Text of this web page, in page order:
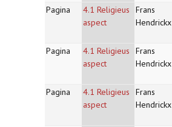
Pagina
4.1 Religieus
aspect
Frans
Hendrickx
Pagina
4.1 Religieus
aspect
Frans
Hendrickx
Pagina
4.1 Religieus
aspect
Frans
Hendrickx